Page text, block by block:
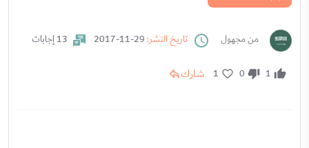
من مجهول تاريخ النشر: 13 إجابات
1
0
1 شارك